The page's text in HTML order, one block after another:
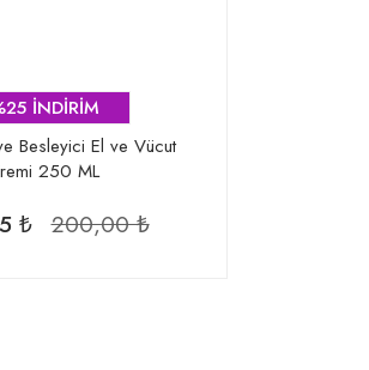
İNDİRİM
Besleyici El ve Vücut
250 ML
₺ 200,00 ₺